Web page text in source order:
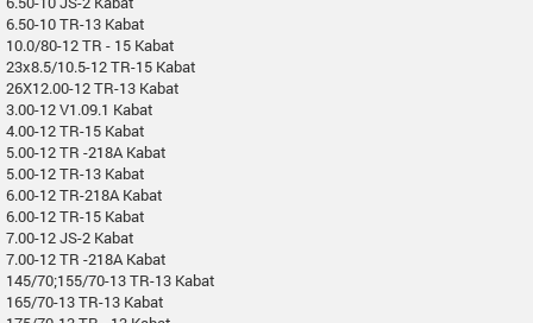
6.50-10 TR-13 Kabat
10.0/80-12 TR - 15 Kabat
23x8.5/10.5-12 TR-15 Kabat
26X12.00-12 TR-13 Kabat
3.00-12 V1.09.1 Kabat
4.00-12 TR-15 Kabat
5.00-12 TR -218A Kabat
5.00-12 TR-13 Kabat
6.00-12 TR-218A Kabat
6.00-12 TR-15 Kabat
7.00-12 JS-2 Kabat
7.00-12 TR -218A Kabat
145/70;155/70-13 TR-13 Kabat
165/70-13 TR-13 Kabat